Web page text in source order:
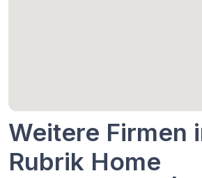
Weitere Firmen
Rubrik Home